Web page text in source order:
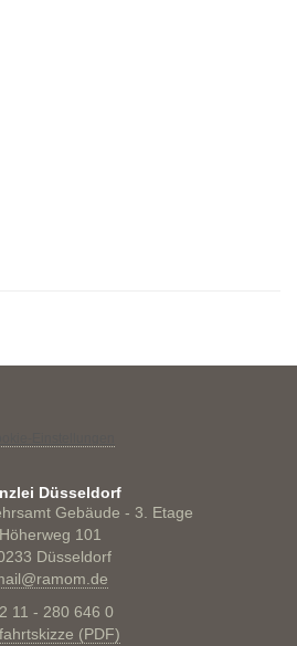
Düsseldorf
Gebäude - 3. Etage
Höherweg 101
Düsseldorf
11 - 280 646 0
(PDF)